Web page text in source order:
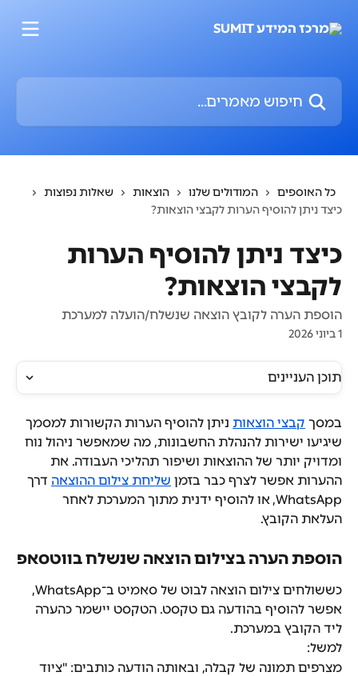
חיפוש מאמרים...
כל האוספים המודולים שלנו הוצאות
שאלות נפוצות
כיצד ניתן להוסיף הערות לקבצי הוצאות?
כיצד ניתן להוסיף הערות
לקבצי הוצאות?
הוספת הערה לקובץ הוצאה שנשלח/הועלה למערכת
1 ביוני 2026
תוכן העניינים
במסך קבצי הוצאות ניתן להוסיף הערות הקשורות למסמך
שיגיעו ישירות להנהלת החשבונות, מה שמאפשר ניהול נוח
ומדויק יותר של ההוצאות ושיפור תהליכי העבודה. את
ההערות אפשר לצרף כבר בזמן שליחת צילום ההוצאה דרך
WhatsApp, או להוסיף ידנית מתוך המערכת לאחר
העלאת הקובץ.
הוספת הערה בצילום הוצאה שנשלח בווטסאפ
כששולחים צילום הוצאה לבוט של סאמיט ב־WhatsApp,
אפשר להוסיף בהודעה גם טקסט. הטקסט יישמר כהערה
ליד הקובץ במערכת.
למשל:
מצרפים תמונה של קבלה, ובאותה הודעה כותבים: "ציוד